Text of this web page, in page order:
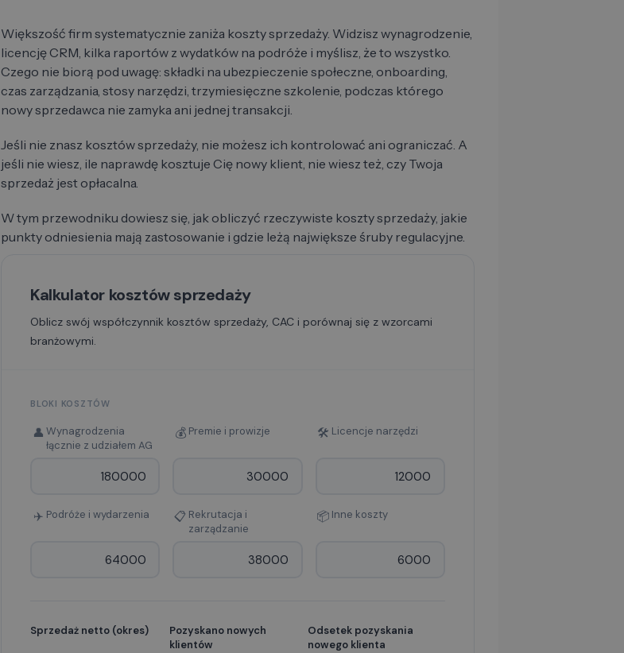
Większość firm systematycznie zaniża koszty sprzedaży. Widzisz wynagrodzenie,
licencję CRM, kilka raportów z wydatków na podróże i myślisz, że to wszystko.
Czego nie biorą pod uwagę: składki na ubezpieczenie społeczne, onboarding,
czas zarządzania, stosy narzędzi, trzymiesięczne szkolenie, podczas którego
nowy sprzedawca nie zamyka ani jednej transakcji.
Jeśli nie znasz kosztów sprzedaży, nie możesz ich kontrolować ani ograniczać. A
jeśli nie wiesz, ile naprawdę kosztuje Cię nowy klient, nie wiesz też, czy Twoja
sprzedaż jest opłacalna.
W tym przewodniku dowiesz się, jak obliczyć rzeczywiste koszty sprzedaży, jakie
punkty odniesienia mają zastosowanie i gdzie leżą największe śruby regulacyjne.
Kalkulator kosztów sprzedaży
Oblicz swój współczynnik kosztów sprzedaży, CAC i porównaj się z wzorcami
branżowymi.
BLOKI KOSZTÓW
👤 Wynagrodzenia
łącznie z udziałem AG
💰 Premie i prowizje 🛠 Licencje narzędzi
✈️ Podróże i wydarzenia 📋 Rekrutacja i
zarządzanie
📦 Inne koszty
Sprzedaż netto (okres)
Pozyskano nowych
klientów
Odsetek pozyskania
nowego klienta